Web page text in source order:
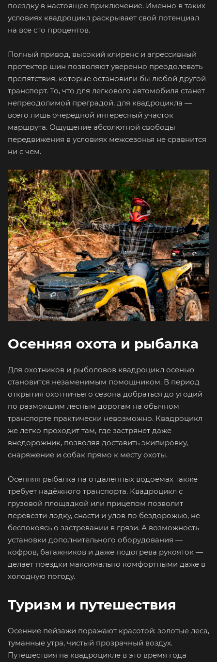
поездку в настоящее приключение. Именно в таких
условиях квадроцикл раскрывает свой потенциал
на все сто процентов.
Полный привод, высокий клиренс и агрессивный
протектор шин позволяют уверенно преодолевать
препятствия, которые остановили бы любой другой
транспорт. То, что для легкового автомобиля станет
непреодолимой преградой, для квадроцикла —
всего лишь очередной интересный участок
маршрута. Ощущение абсолютной свободы
передвижения в условиях межсезонья не сравнится
ни с чем.
Осенняя охота и рыбалка
Для охотников и рыболовов квадроцикл осенью
становится незаменимым помощником. В период
открытия охотничьего сезона добраться до угодий
по размокшим лесным дорогам на обычном
транспорте практически невозможно. Квадроцикл
же легко проходит там, где застрянет даже
внедорожник, позволяя доставить экипировку,
снаряжение и собак прямо к месту охоты.
Осенняя рыбалка на отдаленных водоемах также
требует надёжного транспорта. Квадроцикл с
грузовой площадкой или прицепом позволит
перевезти лодку, снасти и улов по бездорожью, не
беспокоясь о застревании в грязи. А возможность
установки дополнительного оборудования —
кофров, багажников и даже подогрева рукояток —
делает поездки максимально комфортными даже в
холодную погоду.
Туризм и путешествия
Осенние пейзажи поражают красотой: золотые леса,
туманные утра, чистый прозрачный воздух.
Путешествия на квадроцикле в это время года